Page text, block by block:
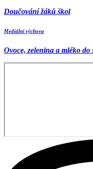
Doučování žáků škol
Mediální výchova
Ovoce, zelenina a mléko do